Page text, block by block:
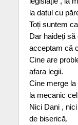
la datul cu
Toți suntem
Dar haideți
acceptam că
Cine are
afara legii.
Cine merge
la mecanic
Nici Dani ,
de biserică.